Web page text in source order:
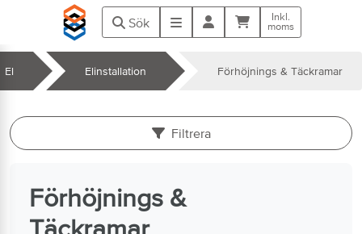
Hoppa till huvudinnehåll
Sök Meny Kundvagn
Inkl.
moms
El Elinstallation Förhöjnings & Täckramar
Filtrera
Förhöjnings &